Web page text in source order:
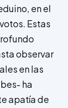
en el
Estas
observar
en las
ha
apatía de